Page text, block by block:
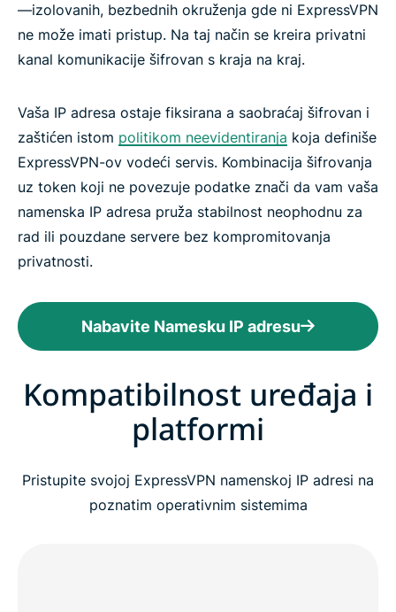
—izolovanih, bezbednih okruženja gde ni ExpressVPN
ne može imati pristup. Na taj način se kreira privatni
kanal komunikacije šifrovan s kraja na kraj.
Vaša IP adresa ostaje fiksirana a saobraćaj šifrovan i
zaštićen istom politikom neevidentiranja koja definiše
ExpressVPN-ov vodeći servis. Kombinacija šifrovanja
uz token koji ne povezuje podatke znači da vam vaša
namenska IP adresa pruža stabilnost neophodnu za
rad ili pouzdane servere bez kompromitovanja
privatnosti.
Nabavite Namesku IP adresu
Kompatibilnost uređaja i
platformi
Pristupite svojoj ExpressVPN namenskoj IP adresi na
poznatim operativnim sistemima